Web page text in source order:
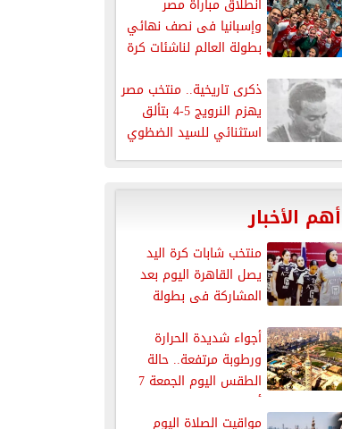
وإسبانيا فى نصف نهائي
بطولة العالم لناشئات كرة
ذكرى تاريخية.. منتخب مصر
يهزم النرويج 5-4 بتألق
استثنائي للسيد الضظوي
أهم الأخبار
منتخب شابات كرة اليد
يصل القاهرة اليوم بعد
المشاركة فى بطولة
أجواء شديدة الحرارة
ورطوبة مرتفعة.. حالة
الطقس اليوم الجمعة 7
أغسطس 2026
مواقيت الصلاة اليوم